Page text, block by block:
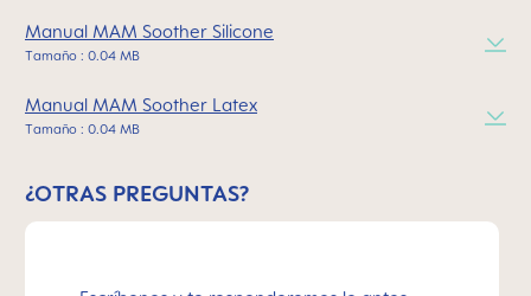
Manual MAM Soother Silicone
Tamaño : 0.04 MB
Manual MAM Soother Latex
Tamaño : 0.04 MB
¿OTRAS PREGUNTAS?